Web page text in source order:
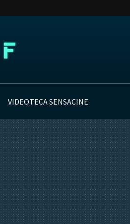
VIDEOTECA SENSACINE